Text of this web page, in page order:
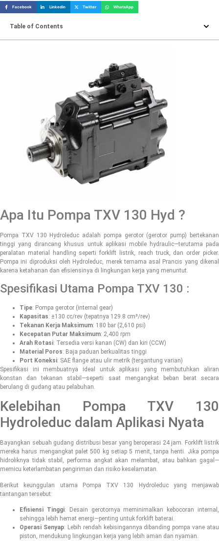
Facebook Linkedin Twitter WhatsApp
Table of Contents
Apa Itu Pompa TXV 130 Hyd ?
Pompa TXV 130 Hydroleduc adalah pompa gerotor (gerotor pump) bertekanan
tinggi yang dirancang khusus untuk aplikasi mobile hydraulic—terutama pada
peralatan material handling seperti forklift listrik, reach truck, dan order picker.
Pompa ini diproduksi oleh Hydroleduc, merek ternama asal Prancis yang dikenal
karena ketahanan dan efisiensinya di lingkungan kerja yang menuntut.
Spesifikasi Utama Pompa TXV 130 :
Tipe: Pompa gerotor (internal gear)
Kapasitas: ±130 cc/rev (tepatnya 129.8 cm³/rev)
Tekanan Kerja Maksimum: 180 bar (2,610 psi)
Kecepatan Putar Maksimum: 2,400 rpm
Arah Rotasi: Tersedia versi kanan (CW) dan kiri (CCW)
Material Poros: Baja paduan berkualitas tinggi
Port Koneksi: SAE flange atau ulir metrik (tergantung varian)
Spesifikasi ini membuatnya ideal untuk aplikasi yang membutuhkan aliran
konstan dan tekanan stabil—seperti saat mengangkat beban berat secara
berulang di gudang atau pelabuhan.
Kelebihan Pompa TXV 130
Hydroleduc dalam Aplikasi Nyata
Bayangkan sebuah gudang distribusi besar yang beroperasi 24 jam. Forklift listrik
mereka harus mengangkat palet 500 kg setiap 5 menit, tanpa henti. Jika pompa
hidroliknya tidak stabil, performa angkat akan melambat, atau bahkan gagal—
memicu keterlambatan pengiriman dan risiko keselamatan.
Berikut keunggulan utama Pompa TXV 130 Hydroleduc yang menjawab
tantangan tersebut:
Efisiensi Tinggi: Desain gerotornya meminimalkan kebocoran internal,
sehingga lebih hemat energi—penting untuk forklift baterai.
Operasi Senyap: Lebih rendah kebisingannya dibanding pompa vane atau
piston, mendukung lingkungan kerja yang lebih aman dan nyaman.